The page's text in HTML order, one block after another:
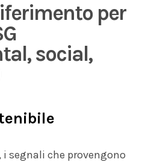
per
social,
segnali che provengono